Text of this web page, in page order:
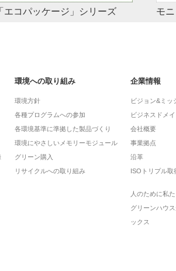
エコパッケージ」シリーズ
モ
環境への取り組み
環境方針
各種プログラムへの参加
各環境基準に準拠した製品づくり
環境にやさしいメモリーモジュール
グリーン購入
リサイクルへの取り組み
企業情報
ビジョン&ミッ
ビジネスドメ
会社概要
事業拠点
沿革
ISOトリプル取
人のために私
グリーンハウ
ックス